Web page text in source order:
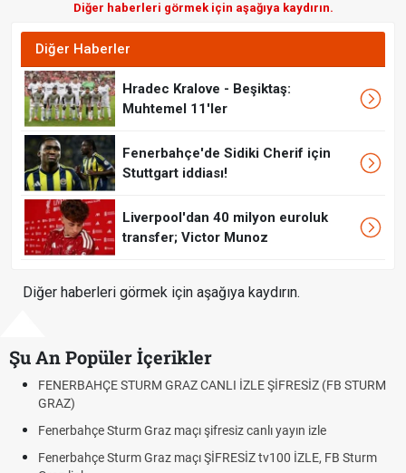
Diğer haberleri görmek için aşağıya kaydırın.
Diğer Haberler
Hradec Kralove - Beşiktaş:
Muhtemel 11'ler
Fenerbahçe'de Sidiki Cherif için
Stuttgart iddiası!
Liverpool'dan 40 milyon euroluk
transfer; Victor Munoz
Diğer haberleri görmek için aşağıya kaydırın.
Şu An Popüler İçerikler
GRAZ CANLI İZLE ŞİFRESİZ (FB STURM
Graz maçı şifresiz canlı yayın izle
Graz maçı ŞİFRESİZ tv100 İZLE, FB Sturm
Fındık Fiyatı
Altın Yükselecek